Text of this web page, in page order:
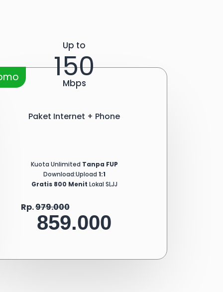
Up to
150
Mbps
Paket Internet + Phone
Kuota Unlimited Tanpa FUP
Download:Upload 1:1
Gratis 800 Menit Lokal SLJJ
Rp.979.000
859.000